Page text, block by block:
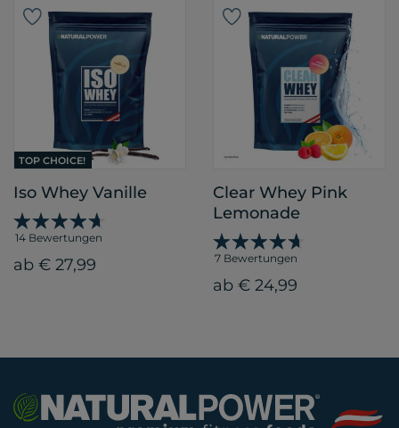
TOP CHOICE!
Iso Whey Vanille
14 Bewertungen
ab € 27,99
Clear Whey Pink
Lemonade
7 Bewertungen
ab € 24,99